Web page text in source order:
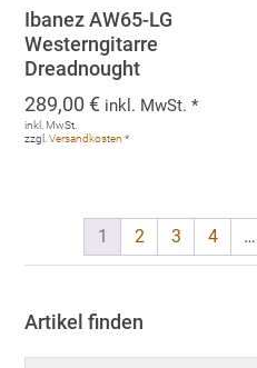
Ibanez AW65-LG
Westerngitarre
Dreadnought
289,00€ inkl. MwSt. *
inkl. MwSt.
zzgl.Versandkosten *
1 2 3 4 …
Artikel finden